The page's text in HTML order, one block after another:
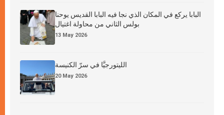
البابا يركع في المكان الذي نجا فيه البابا القديس يوحنا
بولس الثاني من محاولة اغتيال
13 May 2026
الليتورجيَّا في سرّ الكنيسة
20 May 2026